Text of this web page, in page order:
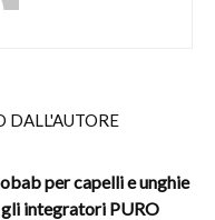
DALL'AUTORE
per capelli e unghie
integratori PURO